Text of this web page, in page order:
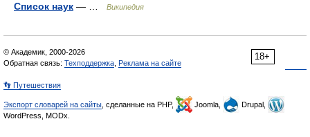
Список наук — … Википедия
18+
© Академик, 2000-2026
Обратная связь: Техподдержка Реклама на сайте
👣 Путешествия
Экспорт словарей на сайты , сделанные на PHP, Joomla,
Drupal,
WordPress, MODx.